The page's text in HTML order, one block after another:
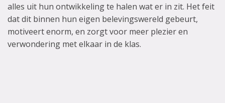
alles uit hun ontwikkeling te halen wat er in zit. Het feit
dat dit binnen hun eigen belevingswereld gebeurt,
motiveert enorm, en zorgt voor meer plezier en
verwondering met elkaar in de klas.